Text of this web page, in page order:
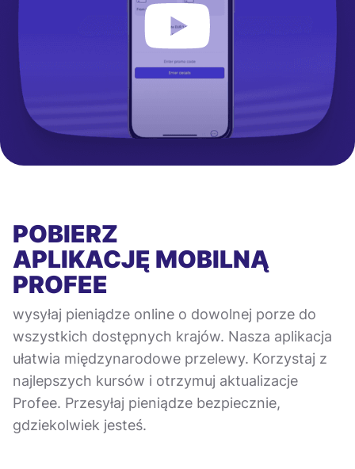
POBIERZ
APLIKACJĘ MOBILNĄ
PROFEE
wysyłaj pieniądze online o dowolnej porze do
wszystkich dostępnych krajów. Nasza aplikacja
ułatwia międzynarodowe przelewy. Korzystaj z
najlepszych kursów i otrzymuj aktualizacje
Profee. Przesyłaj pieniądze bezpiecznie,
gdziekolwiek jesteś.